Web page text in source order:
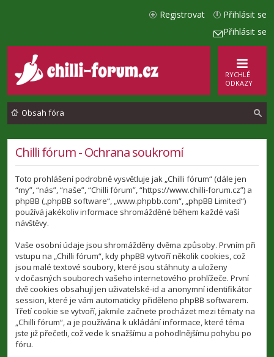
Přihlásit se
Přihlásit se
Registrovat
RYCHLÉ
ODKAZY
Obsah fóra
Chilli fórum - Ochrana soukromí
Toto prohlášení podrobně vysvětluje jak „Chilli fórum“ (dále jen
“my”, “nás”, “naše”, “Chilli fórum”, “https://www.chilli-forum.cz”) a
phpBB („phpBB software“, „www.phpbb.com“, „phpBB Limited“)
používá jakékoliv informace shromážděné během každé vaší
návštěvy.
Vaše osobní údaje jsou shromážděny dvěma způsoby. Prvním při
vstupu na „Chilli fórum“, kdy phpBB vytvoří několik cookies, což
jsou malé textové soubory, které jsou stáhnuty a uloženy
v dočasných souborech vašeho internetového prohlížeče. První
dvě cookies obsahují jen uživatelské-id a anonymní identifikátor
session, které je vám automaticky přiděleno phpBB softwarem.
Třetí cookie se vytvoří, jakmile začnete procházet mezi tématy na
„Chilli fórum“, a je používána k ukládání informace, které téma
jste již přečetli, což vede k snažšímu a pohodlnějšímu pohybu po
fóru.